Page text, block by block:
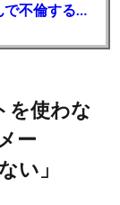
シンガーソングライター・平井大「なんで不倫するか知ってる？妥協で結婚するからさ。」←浅すぎると大炎上
を使わな
ー
い」